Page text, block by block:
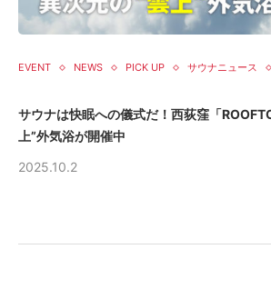
EVENT NEWS PICK UP サウナニュース
サウナは快眠への儀式だ！西荻窪「
上”外気浴が開催中
2025.10.2